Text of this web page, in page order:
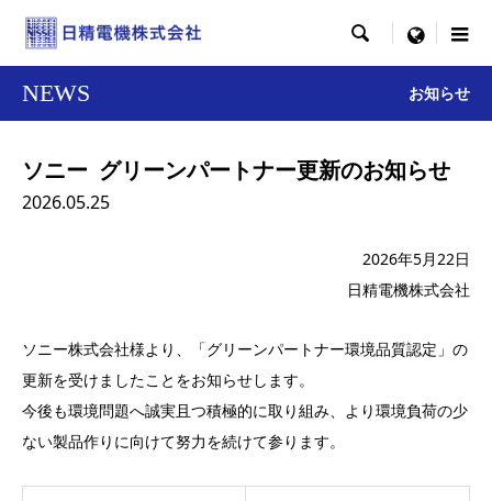
 menu
NEWS お知らせ
ソニー グリーンパートナー更新のお知らせ
2026.05.25
2026年5月22日
日精電機株式会社
ソニー株式会社様より、「グリーンパートナー環境品質認定」の
更新を受けましたことをお知らせします。
今後も環境問題へ誠実且つ積極的に取り組み、より環境負荷の少
ない製品作りに向けて努力を続けて参ります。